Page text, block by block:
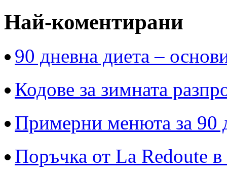
Най-коментирани
90 дневна диета –
Кодове за зимната
Примерни менюта за 90
Поръчка от La Redoute